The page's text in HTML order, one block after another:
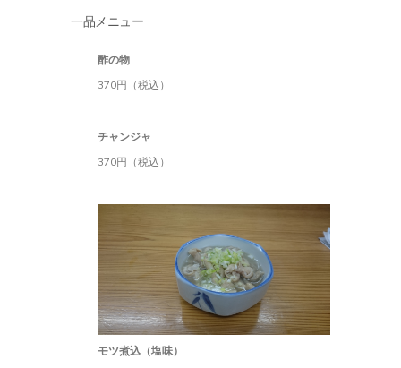
メ
ニ
一品メニュー
酢の物
370円（税込）
チャンジャ
370円（税込）
モツ煮込（塩味）